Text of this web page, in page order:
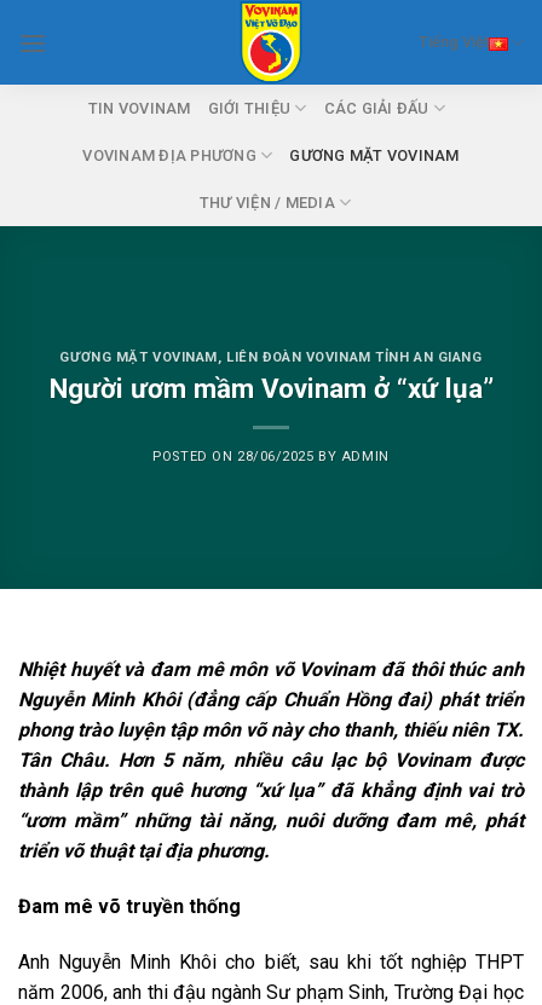
Tiếng Việt
TIN VOVINAM GIỚI THIỆU CÁC GIẢI ĐẤU
VOVINAM ĐỊA PHƯƠNG GƯƠNG MẶT VOVINAM
THƯ VIỆN / MEDIA
GƯƠNG MẶT VOVINAM , LIÊN ĐOÀN VOVINAM TỈNH AN GIANG
Người ươm mầm Vovinam ở “xứ lụa”
POSTED ON 28/06/2025 BY ADMIN
Nhiệt huyết và đam mê môn võ Vovinam đã thôi thúc anh
Nguyễn Minh Khôi (đẳng cấp Chuẩn Hồng đai) phát triển
phong trào luyện tập môn võ này cho thanh, thiếu niên TX.
Tân Châu. Hơn 5 năm, nhiều câu lạc bộ Vovinam được
thành lập trên quê hương “xứ lụa” đã khẳng định vai trò
“ươm mầm” những tài năng, nuôi dưỡng đam mê, phát
triển võ thuật tại địa phương.
Đam mê võ truyền thống
Anh Nguyễn Minh Khôi cho biết, sau khi tốt nghiệp THPT
năm 2006, anh thi đậu ngành Sư phạm Sinh, Trường Đại học